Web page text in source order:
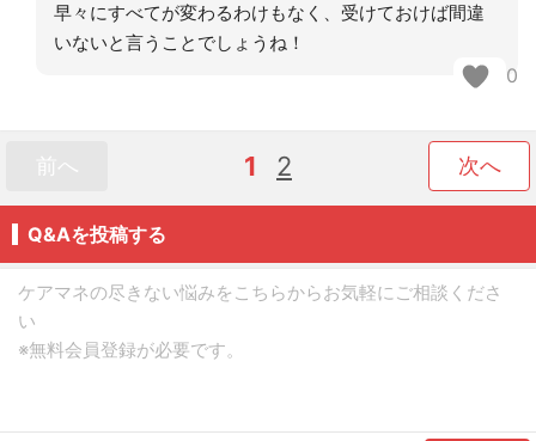
早々にすべてが変わるわけもなく、受けておけば間違
いないと言うことでしょうね！
0
前へ 1 2 次へ
Q&Aを投稿する